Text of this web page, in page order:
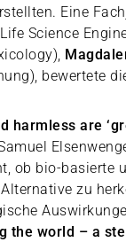
Eine
Science
bewertete
harmless are
ob bio-basierte
zu
the world – a